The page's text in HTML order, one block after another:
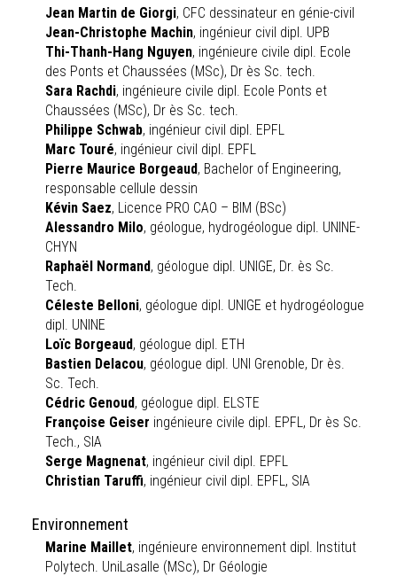
Jean Martin de Giorgi, CFC dessinateur en génie-civil
Jean-Christophe Machin, ingénieur civil dipl. UPB
Thi-Thanh-Hang Nguyen, ingénieure civile dipl. Ecole
des Ponts et Chaussées (MSc), Dr ès Sc. tech.
Sara Rachdi, ingénieure civile dipl. Ecole Ponts et
Chaussées (MSc), Dr ès Sc. tech.
Philippe Schwab, ingénieur civil dipl. EPFL
Marc Touré, ingénieur civil dipl. EPFL
Pierre Maurice Borgeaud, Bachelor of Engineering,
responsable cellule dessin
Kévin Saez, Licence PRO CAO – BIM (BSc)
Alessandro Milo, géologue, hydrogéologue dipl. UNINE-
CHYN
Raphaël Normand, géologue dipl. UNIGE, Dr. ès Sc.
Tech.
Céleste Belloni, géologue dipl. UNIGE et hydrogéologue
dipl. UNINE
Loïc Borgeaud, géologue dipl. ETH
Bastien Delacou, géologue dipl. UNI Grenoble, Dr ès.
Sc. Tech.
Cédric Genoud, géologue dipl. ELSTE
Françoise Geiser ingénieure civile dipl. EPFL, Dr ès Sc.
Tech., SIA
Serge Magnenat, ingénieur civil dipl. EPFL
Christian Taruffi, ingénieur civil dipl. EPFL, SIA
Environnement
Marine Maillet, ingénieure environnement dipl. Institut
Polytech. UniLasalle (MSc), Dr Géologie